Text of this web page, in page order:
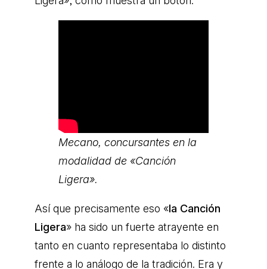
Mecano, concursantes en la
modalidad de «Canción
Ligera».
Así que precisamente eso «la Canción
Ligera» ha sido un fuerte atrayente en
tanto en cuanto representaba lo distinto
frente a lo análogo de la tradición. Era y